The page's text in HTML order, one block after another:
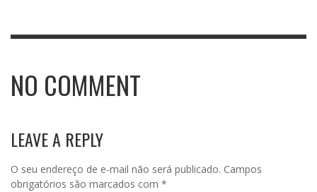
NO COMMENT
LEAVE A REPLY
O seu endereço de e-mail não será publicado. Campos
obrigatórios são marcados com *